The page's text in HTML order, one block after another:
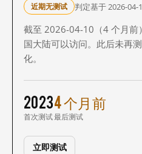
近期无测试 判定基于 2026-04-
截至 2026-04-10（4 个月前
国大陆可以访问。此后未再
化。
2023
首次测试
4 个月前
最后测试
立即测试